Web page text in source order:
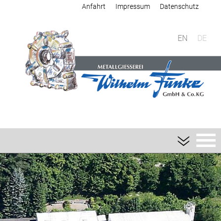
Anfahrt Impressum Datenschutz
EN DE
Giesserei
Sandguss
Aluminium-Sandguss
Magnesium-Sandguss